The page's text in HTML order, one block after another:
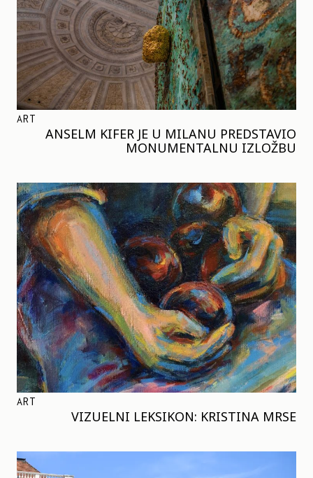
ART
ANSELM KIFER JE U MILANU PREDSTAVIO
MONUMENTALNU IZLOŽBU
ART
VIZUELNI LEKSIKON: KRISTINA MRSE